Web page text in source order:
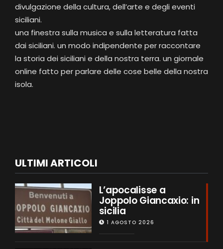
divulgazione della cultura, dell’arte e degli eventi
siciliani.
una finestra sulla musica e sulla letteratura fatta
dai siciliani. un modo indipendente per raccontare
la storia dei siciliani e della nostra terra. un giornale
online fatto per parlare delle cose belle della nostra
isola.
ULTIMI ARTICOLI
L’apocalisse a
Joppolo Giancaxio: in
sicilia
1 AGOSTO 2026